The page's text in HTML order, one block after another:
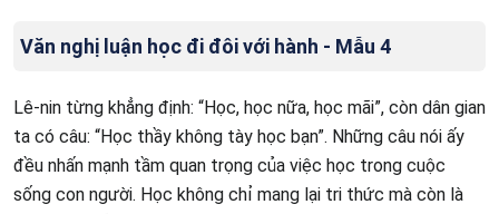
Văn nghị luận học đi đôi với hành - Mẫu 4
Lê-nin từng khẳng định: “Học, học nữa, học mãi”, còn dân gian
ta có câu: “Học thầy không tày học bạn”. Những câu nói ấy
đều nhấn mạnh tầm quan trọng của việc học trong cuộc
sống con người. Học không chỉ mang lại tri thức mà còn là